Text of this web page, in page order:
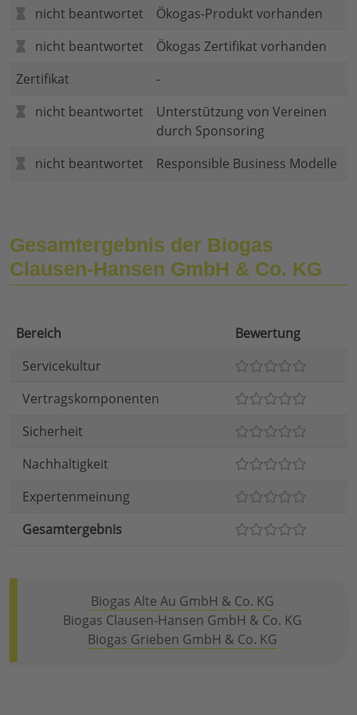
nicht beantwortet
Ökogas-Produkt vorhanden
nicht beantwortet
Ökogas Zertifikat vorhanden
Zertifikat
-
nicht beantwortet
Unterstützung von Vereinen
durch Sponsoring
nicht beantwortet
Responsible Business Modelle
Gesamtergebnis der Biogas
Clausen-Hansen GmbH & Co. KG
Bereich
Bewertung
Servicekultur
Vertragskomponenten
Sicherheit
Nachhaltigkeit
Expertenmeinung
Gesamtergebnis
Biogas Alte Au GmbH & Co. KG
Biogas Clausen-Hansen GmbH & Co. KG
Biogas Grieben GmbH & Co. KG